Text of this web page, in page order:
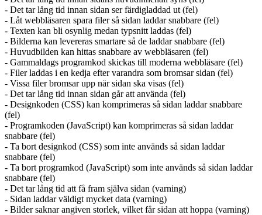
- Det tar lång tid innan sidan ser färdigladdad ut (fel)
- Låt webbläsaren spara filer så sidan laddar snabbare (fel)
- Texten kan bli osynlig medan typsnitt laddas (fel)
- Bilderna kan levereras smartare så de laddar snabbare (fel)
- Huvudbilden kan hittas snabbare av webbläsaren (fel)
- Gammaldags programkod skickas till moderna webbläsare (fel)
- Filer laddas i en kedja efter varandra som bromsar sidan (fel)
- Vissa filer bromsar upp när sidan ska visas (fel)
- Det tar lång tid innan sidan går att använda (fel)
- Designkoden (CSS) kan komprimeras så sidan laddar snabbare
(fel)
- Programkoden (JavaScript) kan komprimeras så sidan laddar
snabbare (fel)
- Ta bort designkod (CSS) som inte används så sidan laddar
snabbare (fel)
- Ta bort programkod (JavaScript) som inte används så sidan laddar
snabbare (fel)
- Det tar lång tid att få fram själva sidan (varning)
- Sidan laddar väldigt mycket data (varning)
- Bilder saknar angiven storlek, vilket får sidan att hoppa (varning)